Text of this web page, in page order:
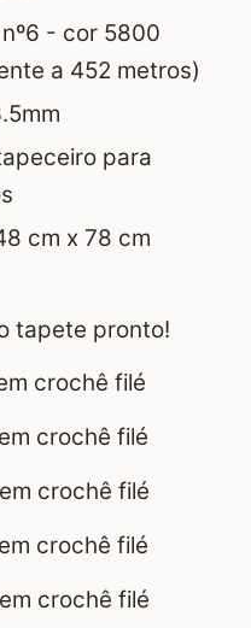
- cor 5800
a 452 metros)
para
cm x 78 cm
tapete pronto!